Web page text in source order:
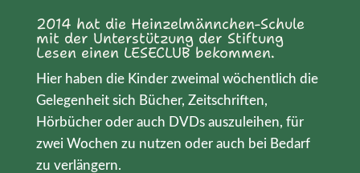
2014 hat die Heinzelmännchen-Schule
mit der Unterstützung der Stiftung
Lesen einen LESECLUB bekommen.
Hier haben die Kinder zweimal wöchentlich die
Gelegenheit sich Bücher, Zeitschriften,
Hörbücher oder auch DVDs auszuleihen, für
zwei Wochen zu nutzen oder auch bei Bedarf
zu verlängern.